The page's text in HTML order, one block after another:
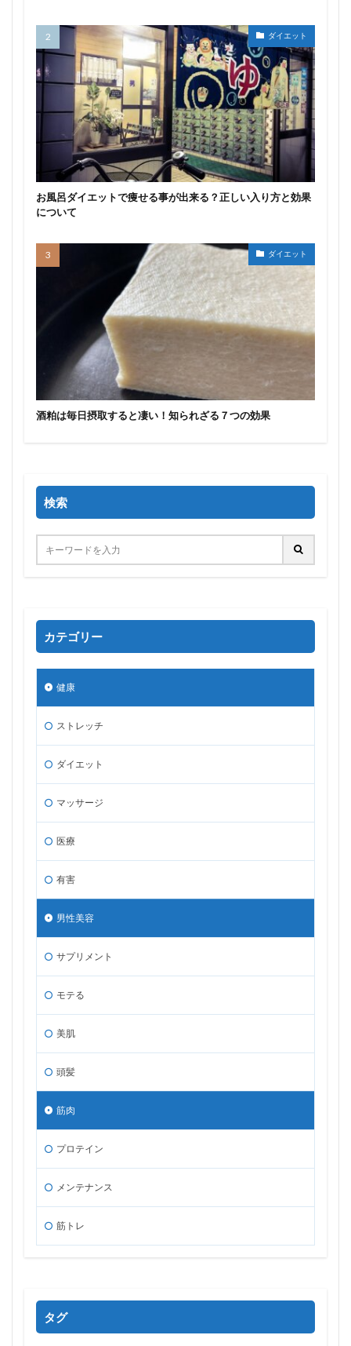
ダイエット
お風呂ダイエットで痩せる事が出来る？正しい入り方と効果
について
ダイエット
酒粕は毎日摂取すると凄い！知られざる７つの効果
検索
カテゴリー
健康
ストレッチ
ダイエット
マッサージ
医療
有害
男性美容
サプリメント
モテる
美肌
頭髪
筋肉
プロテイン
メンテナンス
筋トレ
タグ